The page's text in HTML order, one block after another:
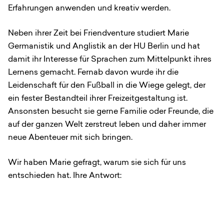
Erfahrungen anwenden und kreativ werden.
Neben ihrer Zeit bei Friendventure studiert Marie
Germanistik und Anglistik an der HU Berlin und hat
damit ihr Interesse für Sprachen zum Mittelpunkt ihres
Lernens gemacht. Fernab davon wurde ihr die
Leidenschaft für den Fußball in die Wiege gelegt, der
ein fester Bestandteil ihrer Freizeitgestaltung ist.
Ansonsten besucht sie gerne Familie oder Freunde, die
auf der ganzen Welt zerstreut leben und daher immer
neue Abenteuer mit sich bringen.
Wir haben Marie gefragt, warum sie sich für uns
entschieden hat. Ihre Antwort: